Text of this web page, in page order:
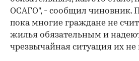
ОСАГО", - сообщил чиновник.
пока многие граждане не
жилья обязательным и
чрезвычайная ситуация их не